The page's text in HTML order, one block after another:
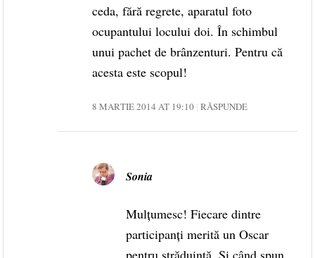
ceda, fără regrete, aparatul foto
ocupantului locului doi. În schimbul
unui pachet de brânzenturi. Pentru că
acesta este scopul!
8 MARTIE 2014 AT 19:10 RĂSPUNDE
Sonia
Mulțumesc! Fiecare dintre
participanți merită un Oscar